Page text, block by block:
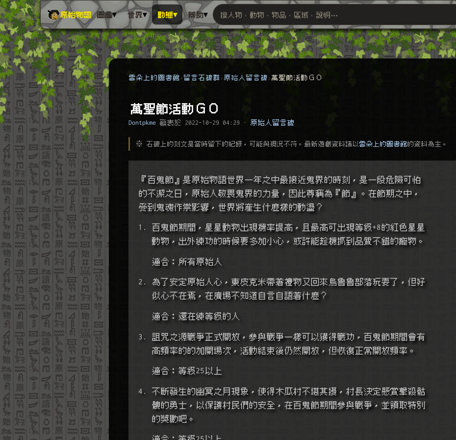
原始物語 圖鑑▾ 世界▾ 動態▾ 幫助▾
搜尋萬物索引
搜人物、動物、物品、區域、說明⋯
雲朵上的圖書館 留言石碑群 原始人留言碑 萬聖節活動ＧＯ
萬聖節活動ＧＯ
Dontpkme 發表於 2022-10-29 04:29 · 原始人留言碑
※ 石碑上的刻文是當時留下的紀錄，可能與現況不符。最新遊戲資料請以 雲朵上的圖書館的資料為主。
『百鬼節』是原始物語世界一年之中最接近鬼界的時刻，是一段危險可怕
的不潔之日，原始人敬畏鬼界的力量，因此尊稱為『節』。在節期之中，
受到鬼魂作祟影響，世界將產生什麼樣的動盪？
1. 百鬼節期間，星星動物出現機率提高，且最高可出現等級+8的紅色星星
   動物，出外練功的時候要多加小心，或許能趁機抓到品質不錯的寵物。
   適合：所有原始人
2. 為了安定原始人心，東皮克米帶著禮物又回來烏魯魯部落玩耍了，但好
   似心不在焉，在廣場不知道自言自語著什麼？
   適合：還在練等級的人
3. 詛咒之源戰爭正式開放，參與戰爭一樣可以獲得戰功，百鬼節期間會有
   高頻率的的加開場次，活動結束後仍然開放，但恢復正常開放頻率。
   適合：等級25以上
4. 不斷發生的幽冥之月現象，使得木瓜村不堪其擾，村長決定懸賞擊殺骷
   髏的勇士，以保護村民們的安全，在百鬼節期間參與戰爭，並領取特別
   的獎勵吧。